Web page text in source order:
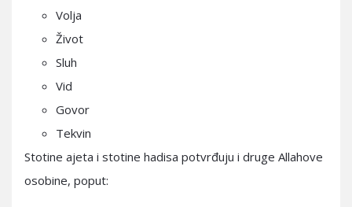
Volja
Život
Sluh
Vid
Govor
Tekvin
Stotine ajeta i stotine hadisa potvrđuju i druge Allahove
osobine, poput: